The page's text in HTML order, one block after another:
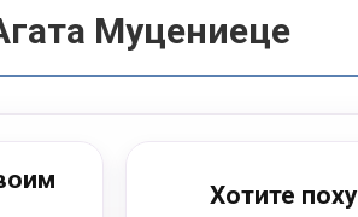
Муцениеце
Хотите